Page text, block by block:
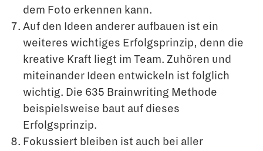
dem Foto erkennen kann.
Auf den Ideen anderer aufbauen ist ein
weiteres wichtiges Erfolgsprinzip, denn die
kreative Kraft liegt im Team. Zuhören und
miteinander Ideen entwickeln ist folglich
wichtig. Die 635 Brainwriting Methode
beispielsweise baut auf dieses
Erfolgsprinzip.
Fokussiert bleiben ist auch bei aller